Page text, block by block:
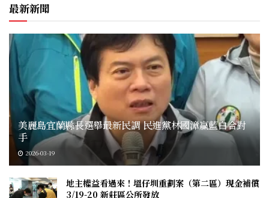
最新新聞
美麗島宜蘭縣長選舉最新民調 民進黨林國漳贏藍白合對
手
2026-03-19
地主權益看過來！塭仔圳重劃案（第二區）現金補償
3/19-20 新莊區公所發放